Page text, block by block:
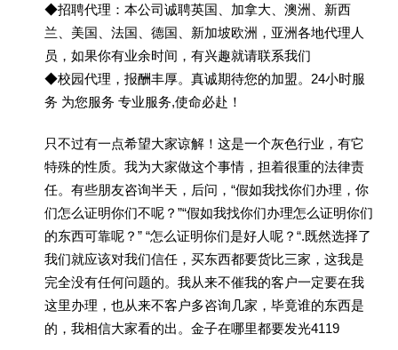
◆招聘代理：本公司诚聘英国、加拿大、澳洲、新西
兰、美国、法国、德国、新加坡欧洲，亚洲各地代理人
员，如果你有业余时间，有兴趣就请联系我们
◆校园代理，报酬丰厚。真诚期待您的加盟。24小时服
务 为您服务 专业服务,使命必赴！
只不过有一点希望大家谅解！这是一个灰色行业，有它
特殊的性质。我为大家做这个事情，担着很重的法律责
任。有些朋友咨询半天，后问，“假如我找你们办理，你
们怎么证明你们不呢？”“假如我找你们办理怎么证明你们
的东西可靠呢？” “怎么证明你们是好人呢？“.既然选择了
我们就应该对我们信任，买东西都要货比三家，这我是
完全没有任何问题的。我从来不催我的客户一定要在我
这里办理，也从来不客户多咨询几家，毕竟谁的东西是
的，我相信大家看的出。金子在哪里都要发光4119